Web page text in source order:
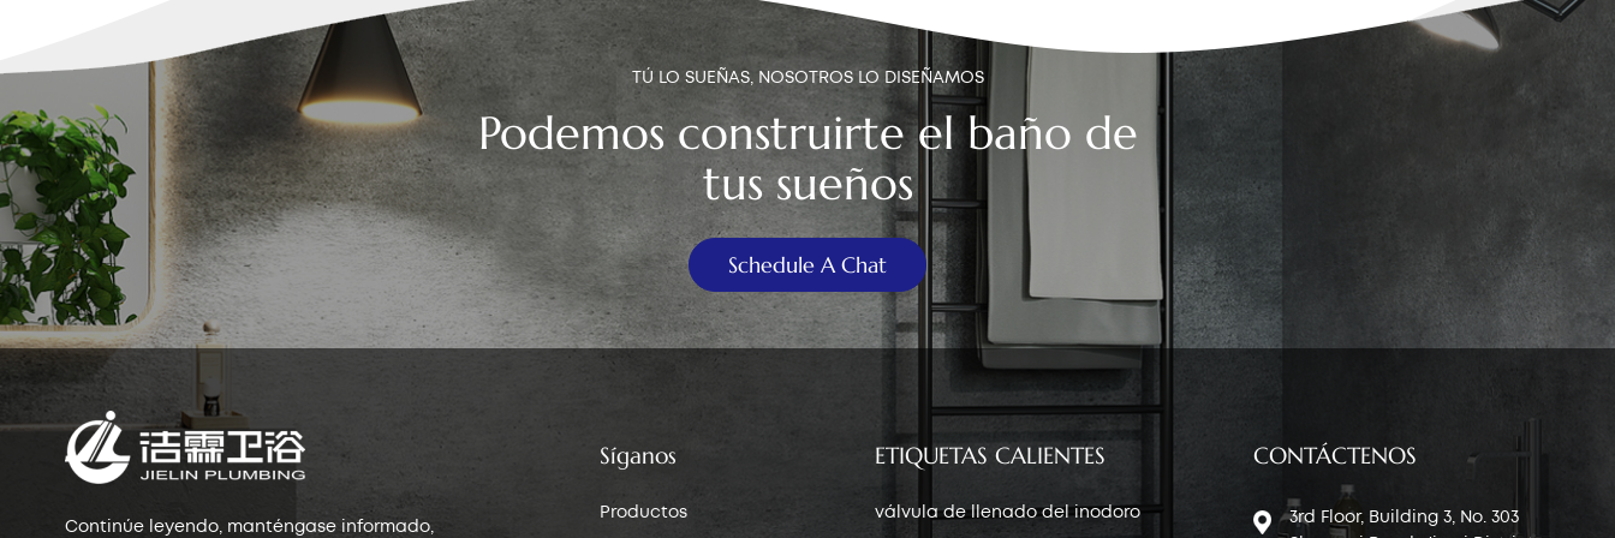
TÚ LO SUEÑAS, NOSOTROS LO DISEÑAMOS
Podemos construirte el baño de
tus sueños
Schedule A Chat
Continúe leyendo, manténgase informado,
Síganos
Productos
ETIQUETAS CALIENTES
válvula de llenado del inodoro
CONTÁCTENOS
3rd Floor, Building 3, No. 303